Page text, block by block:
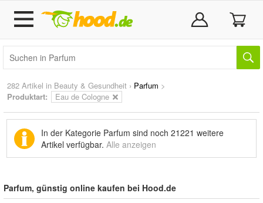
282 Artikel in Beauty & Gesundheit › Parfum >
Produktart:
Eau de Cologne
In der Kategorie Parfum sind noch 21221 weitere
Artikel verfügbar. Alle anzeigen
Parfum, günstig online kaufen bei Hood.de